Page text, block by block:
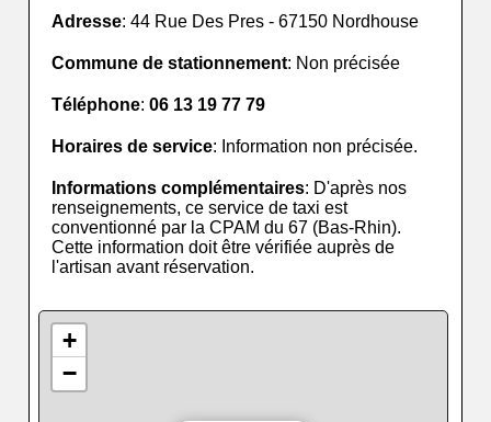
Adresse: 44 Rue Des Pres - 67150 Nordhouse
Commune de stationnement: Non précisée
Téléphone:06 13 19 77 79
Horaires de service: Information non précisée.
Informations complémentaires: D'après nos
renseignements, ce service de taxi est
conventionné par la CPAM du 67 (Bas-Rhin).
Cette information doit être vérifiée auprès de
l'artisan avant réservation.
+
−